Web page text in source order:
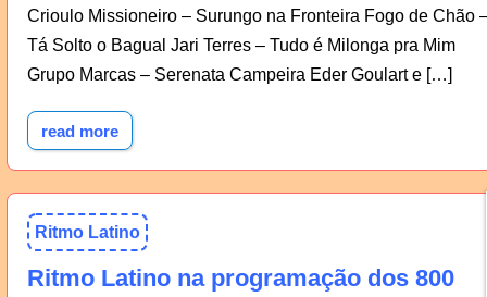
Crioulo Missioneiro – Surungo na Fronteira Fogo de Chão
Tá Solto o Bagual Jari Terres – Tudo é Milonga pra Mim
Grupo Marcas – Serenata Campeira Eder Goulart e […]
read more
Ritmo Latino
Ritmo Latino na programação dos 800